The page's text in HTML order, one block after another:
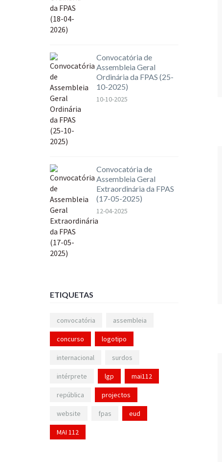
Convocatória de
Assembleia Geral
Ordinária da FPAS (25-
10-2025)
10-10-2025
Convocatória de
Assembleia Geral
Extraordinária da FPAS
(17-05-2025)
12-04-2025
ETIQUETAS
convocatória assembleia
concurso logotipo
internacional surdos
intérprete lgp mai112
república projectos
website fpas eud
MAI 112